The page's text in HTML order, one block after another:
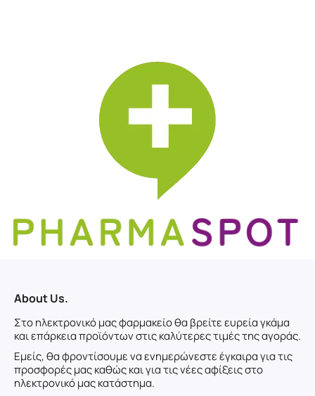
About Us.
Στο ηλεκτρονικό μας φαρμακείο θα βρείτε ευρεία γκάμα
και επάρκεια προϊόντων στις καλύτερες τιμές της αγοράς.
Εμείς, θα φροντίσουμε να ενημερώνεστε έγκαιρα για τις
προσφορές μας καθώς και για τις νέες αφίξεις στο
ηλεκτρονικό μας κατάστημα.